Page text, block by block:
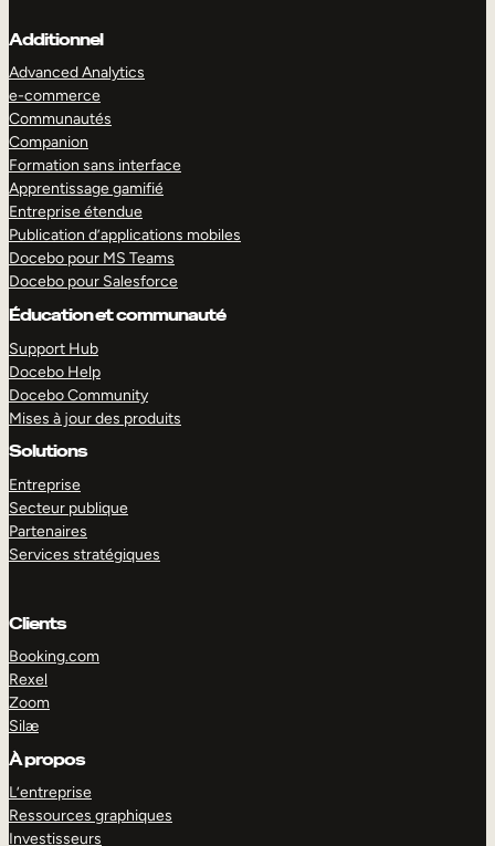
Additionnel
Advanced Analytics
e-commerce
Communautés
Companion
Formation sans interface
Apprentissage gamifié
Entreprise étendue
Publication d’applications mobiles
Docebo pour MS Teams
Docebo pour Salesforce
Éducation et communauté
Support Hub
Docebo Help
Docebo Community
Mises à jour des produits
Solutions
Entreprise
Secteur publique
Partenaires
Services stratégiques
Clients
Booking.com
Rexel
Zoom
Silæ
À propos
L’entreprise
Ressources graphiques
Investisseurs